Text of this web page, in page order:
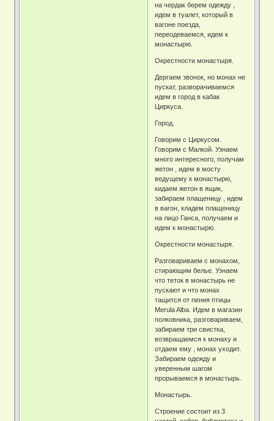
на чердак берем одежду ,
идем в туалет, который в
вагоне поезда,
переодеваемся, идем к
монастырю.
Окрестности монастыря.
Дергаем звонок, но монах не
пускат, разворачиваемся
идем в город в кабак
Циркуса.
Город.
Говорим с Циркусом.
Говорим с Малкой. Узнаем
много интересного, получам
жетон , идем в мосту
ведущему к монастырю,
кидаем жетон в ящик,
забираем плащеницу , идем
в вагон, кладем плащеницу
на лицо Ганса, получаем и
идем к монастырю.
Окрестности монастыря.
Разговариваем с монахом,
стирающим белье. Узнаем
что теток в монастырь не
пускают и что монах
тащится от пения птицы
Merula Alba. Идем в магазин
полковника, разговариваем,
забираем три свистка,
возвращаемся к монаху и
отдаем ему , монах уходит.
Забираем одежду и
уверенным шагом
прорываемся в монастырь.
Монастырь.
Строение состоит из 3